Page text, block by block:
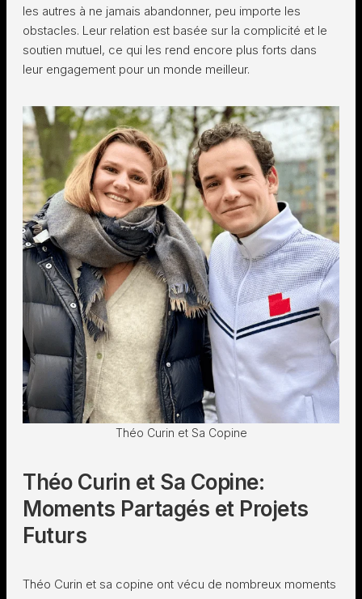
les autres à ne jamais abandonner, peu importe les
obstacles. Leur relation est basée sur la complicité et le
soutien mutuel, ce qui les rend encore plus forts dans
leur engagement pour un monde meilleur.
Théo Curin et Sa Copine
Théo Curin et Sa Copine:
Moments Partagés et Projets
Futurs
Théo Curin et sa copine ont vécu de nombreux moments